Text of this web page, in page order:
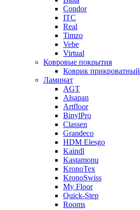
Condor
ITC
Real
Timzo
Vebe
Virtual
Ковровые покрытия
Коврик прикроватный
Ламинат
AGT
Alsapan
Artfloor
BinylPro
Classen
Grandeco
HDM Elesgo
Kaindl
Kastamonu
KronoTex
KronoSwiss
My Floor
Quick-Step
Rooms